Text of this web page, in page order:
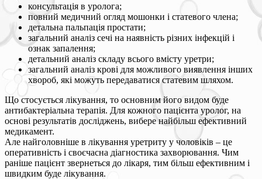
консультація в уролога;
повний медичний огляд мошонки і статевого члена;
детальна пальпація простати;
загальний аналіз сечі на наявність різних інфекцій і
ознак запалення;
детальний аналіз складу всього вмісту уретри;
загальний аналіз крові для можливого виявлення інших
хвороб, які можуть передаватися статевим шляхом.
Що стосується лікування, то основним його видом буде
антибактеріальна терапія. Для кожного пацієнта уролог, на
основі результатів досліджень, вибере найбільш ефективний
медикамент.
Але найголовніше в лікування уретриту у чоловіків – це
оперативність і своєчасна діагностика захворювання. Чим
раніше пацієнт звернеться до лікаря, тим більш ефективним і
швидким буде лікування.